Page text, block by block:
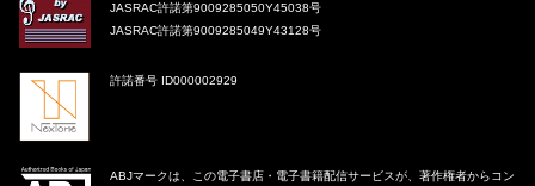
JASRAC許諾第9009285050Y45038号
JASRAC許諾第9009285049Y43128号
許諾番号 ID000002929
ABJマークは、この電子書店・電子書籍配信サービスが、著作権者からコン